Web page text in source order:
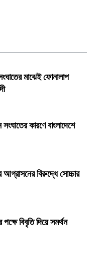
মাঝেই ফোনালাপ
কারণে বাংলাদেশে
আগ্রাসনের বিরুদ্ধে সোচ্চার
বিবৃতি দিয়ে সমর্থন